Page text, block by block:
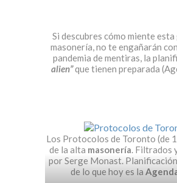
Si descubres cómo miente
masonería, no te engañarán
pandemia de mentiras, la
alien”que tienen preparada
Los Protocolos de Toronto (de
de la alta masonería. Filtrados
por Serge Monast.
de lo que hoy es la